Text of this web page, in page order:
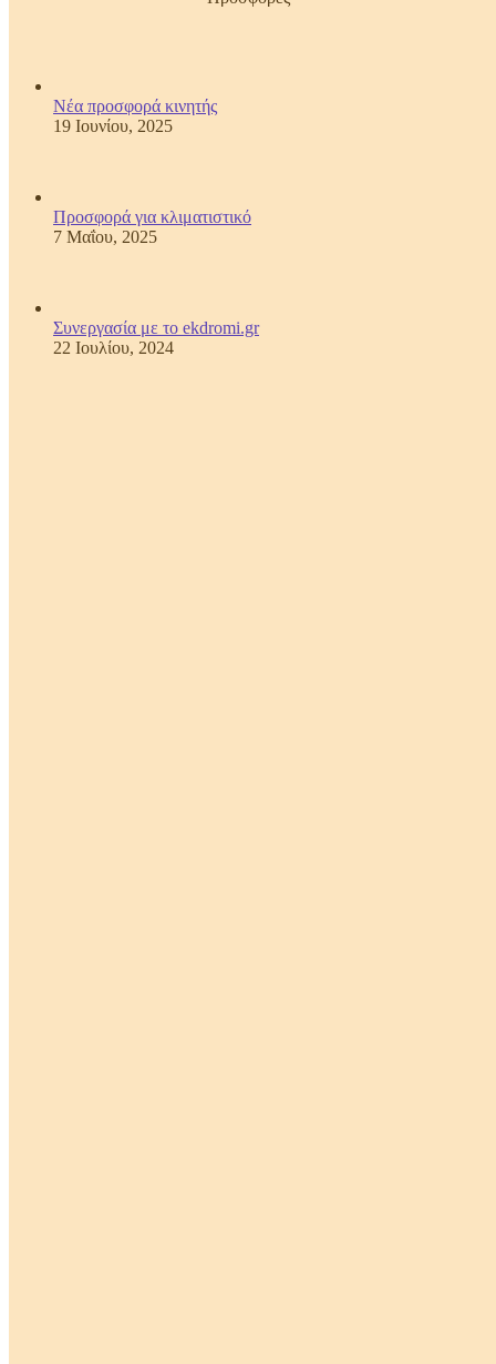
Νέα προσφορά κινητής
19 Ιουνίου, 2025
Προσφορά για κλιματιστικό
7 Μαΐου, 2025
Συνεργασία με το ekdromi.gr
22 Ιουλίου, 2024